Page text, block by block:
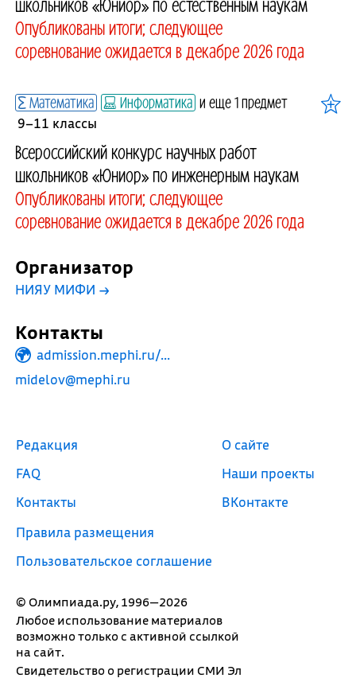
Опубликованы итоги; следующее
соревнование ожидается в декабре 2026 года
Математика Информатика и еще 1 предмет
9–11 классы
Всероссийский конкурс научных работ
школьников «Юниор» по инженерным наукам
Опубликованы итоги; следующее
соревнование ожидается в декабре 2026 года
Организатор
НИЯУ МИФИ →
Контакты
admission.mephi.ru/...
midelov@mephi.ru
© Олимпиада.ру, 1996—2026
Любое использование материалов
возможно только с активной ссылкой
на сайт.
Свидетельство о регистрации СМИ Эл
Редакция
FAQ
Контакты
Правила размещения
Пользовательское соглашение
О сайте
Наши проекты
ВКонтакте